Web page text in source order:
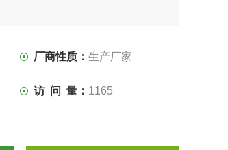
厂商性质：生产厂家
访 问 量： 1165